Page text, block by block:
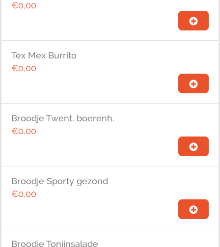
€0,00
Tex Mex Burrito
€0,00
Broodje Twent. boerenh.
€0,00
Broodje Sporty gezond
€0,00
Broodje Tonijnsalade